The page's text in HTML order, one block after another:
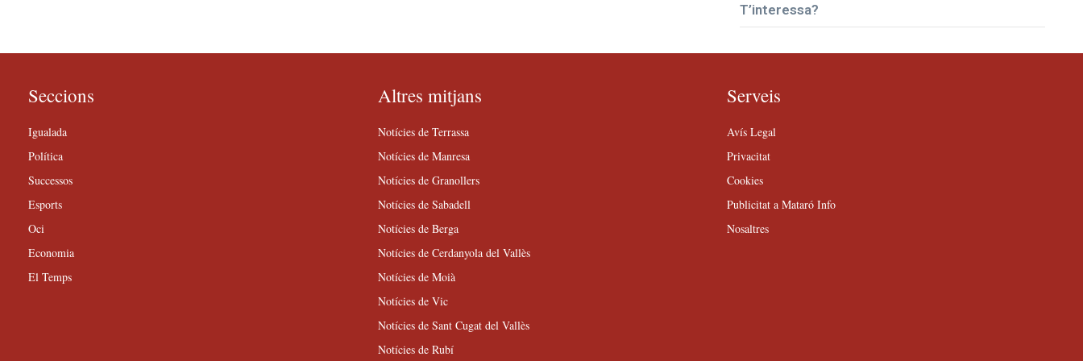
T’interessa?
Seccions
Igualada
Política
Successos
Esports
Oci
Economia
El Temps
Altres mitjans
Notícies de Terrassa
Notícies de Manresa
Notícies de Granollers
Notícies de Sabadell
Notícies de Berga
Notícies de Cerdanyola del Vallès
Notícies de Moià
Notícies de Vic
Notícies de Sant Cugat del Vallès
Notícies de Rubí
Serveis
Avís Legal
Privacitat
Cookies
Publicitat a Mataró Info
Nosaltres